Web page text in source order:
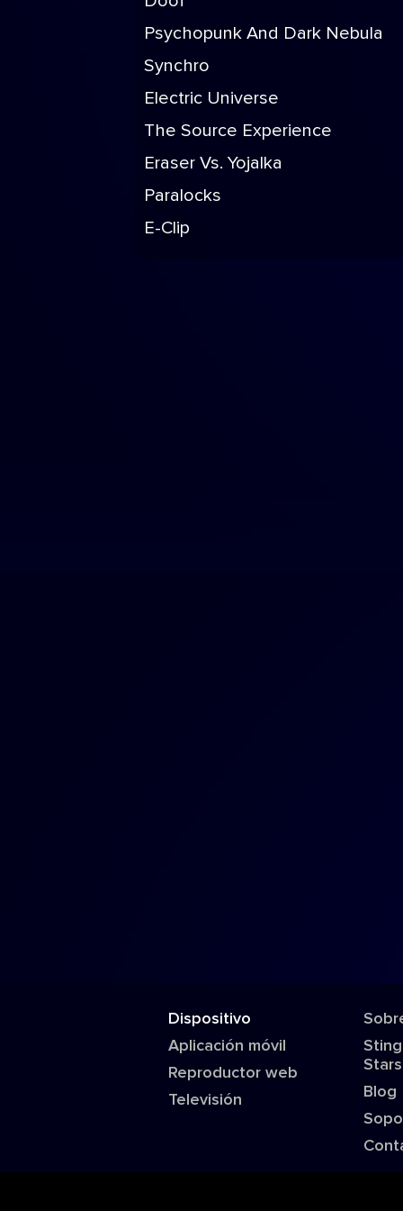
Psychopunk And Dark Nebula
Synchro
Electric Universe
The Source Experience
Eraser Vs. Yojalka
Paralocks
E-Clip
Dispositivo
Aplicación móvil
Reproductor web
Televisión
Stars
Blog